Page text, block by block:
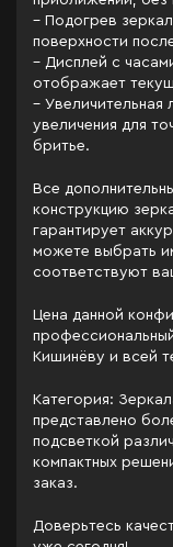
– Подогрев
поверхности
– Дисплей с
отображает
– Увеличительная
увеличения для
бритье.
Все
конструкцию
гарантирует
можете выбрать
соответствуют
Цена данной
Кишинёву и всей
Категория:
представлено
подсветкой
компактных
заказ.
Доверьтесь